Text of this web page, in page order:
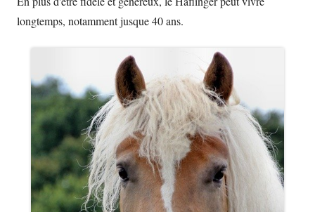
longtemps, notamment jusque 40 ans.